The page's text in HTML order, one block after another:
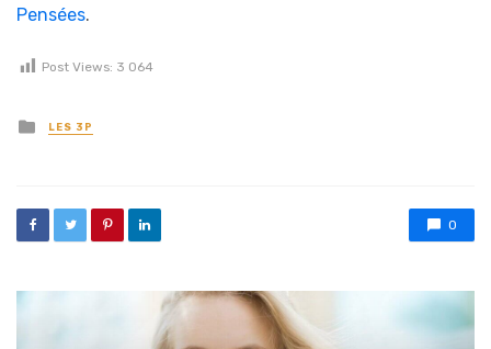
Pensées.
Post Views: 3 064
Posted in
LES 3P
0